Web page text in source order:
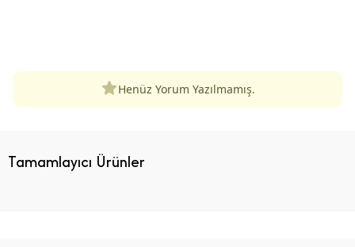
Henüz Yorum Yazılmamış.
Tamamlayıcı Ürünler